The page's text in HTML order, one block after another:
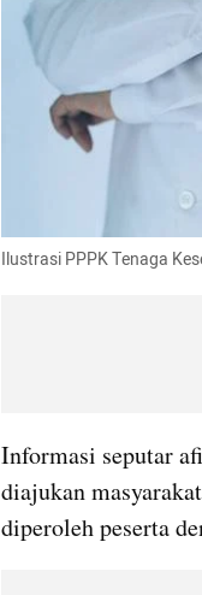
Ilustrasi PPPK Tenaga
Informasi seputar
diajukan
diperoleh peserta